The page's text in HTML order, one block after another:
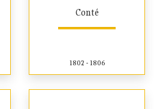
Conté
1802 - 1806